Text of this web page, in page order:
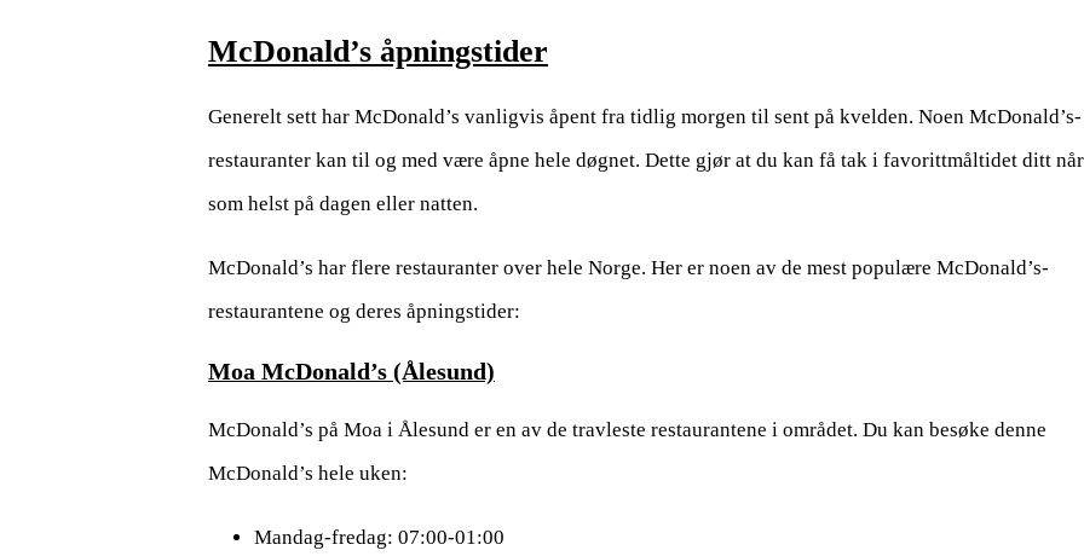
McDonald’s åpningstider
Generelt sett har McDonald’s vanligvis åpent fra tidlig morgen til sent på kvelden. Noen McDonald’s-
restauranter kan til og med være åpne hele døgnet. Dette gjør at du kan få tak i favorittmåltidet ditt når
som helst på dagen eller natten.
McDonald’s har flere restauranter over hele Norge. Her er noen av de mest populære McDonald’s-
restaurantene og deres åpningstider:
Moa McDonald’s (Ålesund)
McDonald’s på Moa i Ålesund er en av de travleste restaurantene i området. Du kan besøke denne
McDonald’s hele uken:
Mandag-fredag: 07:00-01:00